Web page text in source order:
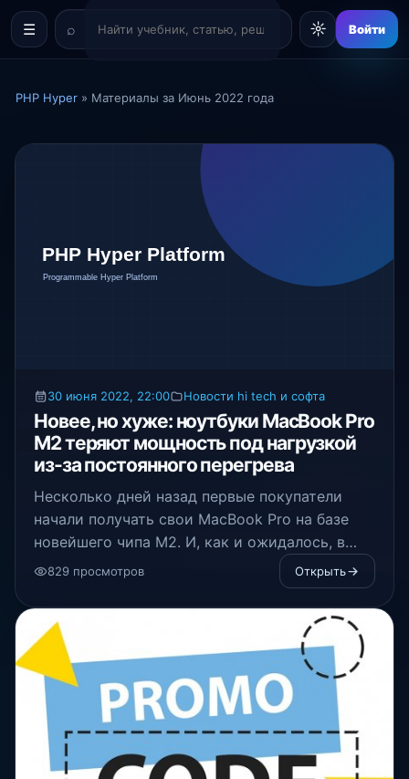
☰ ☼ Войти
PHP Hyper » Материалы за Июнь 2022 года
30 июня 2022, 22:00 Новости hi tech и софта
Новее, но хуже: ноутбуки MacBook Pro
M2 теряют мощность под нагрузкой
из-за постоянного перегрева
Несколько дней назад первые покупатели
начали получать свои MacBook Pro на базе
новейшего чипа M2. И, как и ожидалось, в
Сети начали появляться первые тесты
829 просмотров Открыть